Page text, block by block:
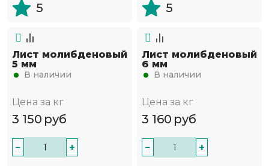
5 5
Лист молибденовый
5 мм
В наличии
Цена за кг
3 150 руб
− +
Лист молибденовый
6 мм
В наличии
Цена за кг
3 160 руб
− +